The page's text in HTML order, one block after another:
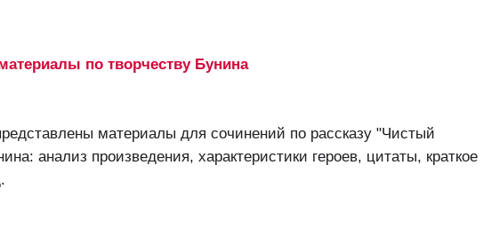
по творчеству Бунина
материалы для сочинений по рассказу "Чистый
анализ произведения, характеристики героев, цитаты, краткое